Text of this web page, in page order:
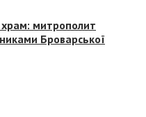
митрополит
Броварської